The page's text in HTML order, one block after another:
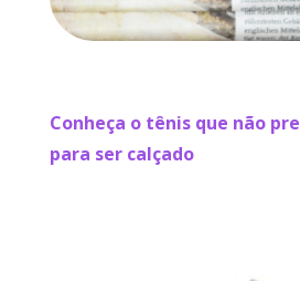
Conheça o tênis que não
para ser calçado